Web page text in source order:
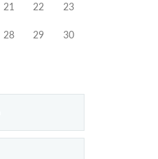
21 22 23
28 29 30